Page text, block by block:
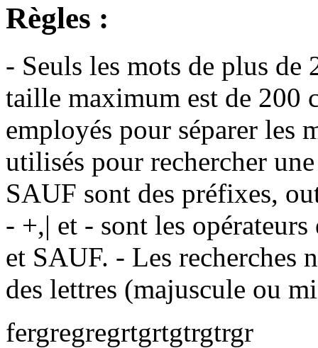
Règles :
- Seuls les mots de plus de
taille maximum est de 200
employés pour séparer les
utilisés pour rechercher
SAUF sont des préfixes,
- +,| et - sont les
et SAUF. - Les recherches
des lettres (majuscule ou
fergregregrtgrtgtrgtrgr